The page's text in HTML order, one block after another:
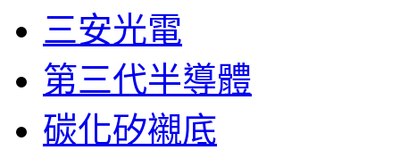
三安光電
第三代半導體
碳化矽襯底